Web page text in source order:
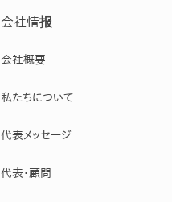
会社情报
会社概要
私たちについて
代表メッセージ
代表・顧問